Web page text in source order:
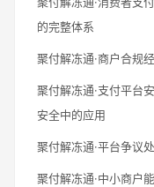
的完整体系
聚付解冻通·商户合规
聚付解冻通·支付平台
安全中的应用
聚付解冻通·平台争议
聚付解冻通·中小商户